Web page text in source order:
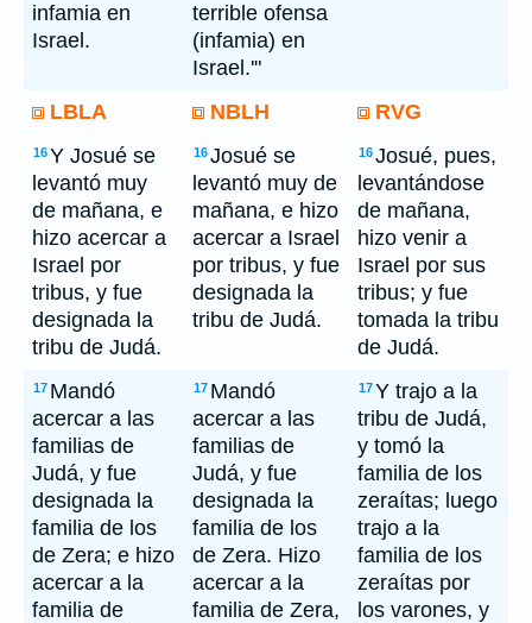
infamia en
Israel.
terrible ofensa
(infamia) en
Israel.'"
LBLA NBLH RVG
16Y Josué se
levantó muy
de mañana, e
hizo acercar a
Israel por
tribus, y fue
designada la
tribu de Judá.
16Josué se
levantó muy de
mañana, e hizo
acercar a Israel
por tribus, y fue
designada la
tribu de Judá.
16Josué, pues,
levantándose
de mañana,
hizo venir a
Israel por sus
tribus; y fue
tomada la tribu
de Judá.
17 Mandó
acercar a las
familias de
Judá, y fue
designada la
familia de los
de Zera; e hizo
acercar a la
familia de
17 Mandó
acercar a las
familias de
Judá, y fue
designada la
familia de los
de Zera. Hizo
acercar a la
familia de Zera,
17Y trajo a la
tribu de Judá,
y tomó la
familia de los
zeraítas; luego
trajo a la
familia de los
zeraítas por
los varones, y